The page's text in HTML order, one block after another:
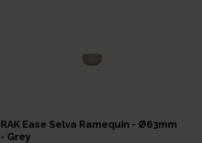
RAK Ease Selva Ramequin - Ø63mm
- Grey